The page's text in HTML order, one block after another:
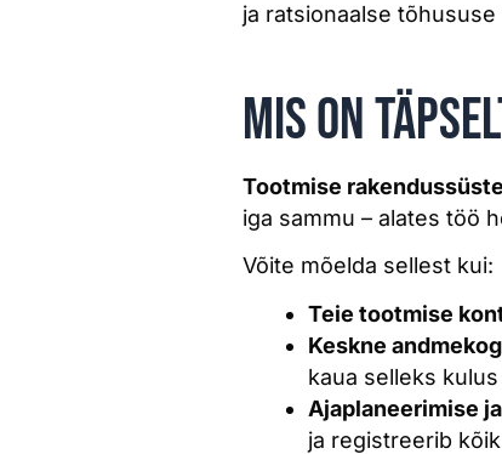
ja ratsionaalse tõhususe
Mis on
Tootmise
iga sammu – alates töö
Võite mõelda sellest kui:
Teie tootmise
Keskne
kaua selleks kulus
Ajaplaneerimise
ja registreerib